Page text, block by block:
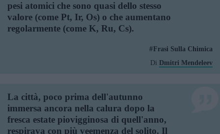
pesi atomici che sono quasi dello stesso
valore (come Pt, Ir, Os) o che aumentano
regolarmente (come K, Ru, Cs).
Frasi Sulla Chimica
Di Dmitri Mendeleev
La città, poco prima dell'autunno
immersa ancora nella calura dopo la
fresca estate piovigginosa di quell'anno,
respirava con più veemenza del solito. Il